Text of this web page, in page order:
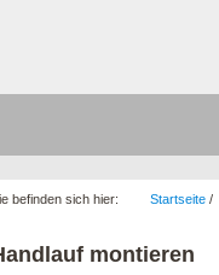
befinden sich hier: Startseite /
montieren